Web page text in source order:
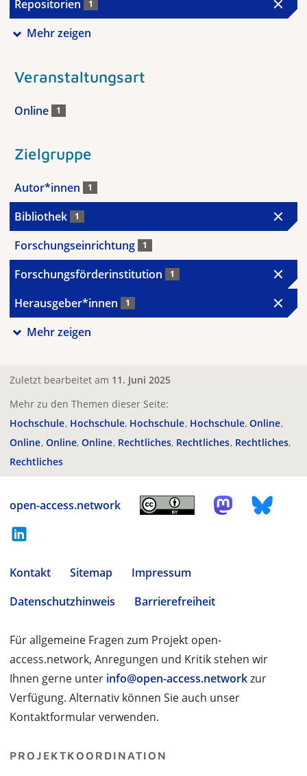
Repositorien 1
Mehr zeigen
Veranstaltungsart
Online 1
Zielgruppe
Autor*innen 1
Bibliothek 1
Forschungseinrichtung 1
Forschungsförderinstitution 1
Herausgeber*innen 1
Mehr zeigen
Zuletzt bearbeitet am 11. Juni 2025
Mehr zu den Themen dieser Seite:
Hochschule Hochschule Hochschule Hochschule Online
Online Online Online Rechtliches Rechtliches Rechtliches
Rechtliches
open-access.network
Kontakt Sitemap
Impressum
Datenschutzhinweis
Barrierefreiheit
Für allgemeine Fragen zum Projekt open-
access.network, Anregungen und Kritik stehen wir
Ihnen gerne unter info@open-access.networkzur
Verfügung. Alternativ können Sie auch unser
Kontaktformular verwenden.
PROJEKTKOORDINATION